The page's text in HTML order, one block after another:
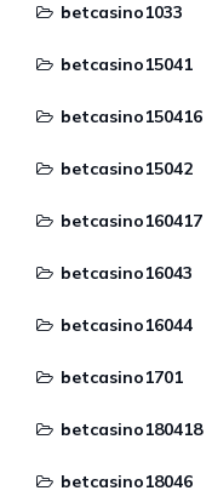
betcasino1033
betcasino15041
betcasino150416
betcasino15042
betcasino160417
betcasino16043
betcasino16044
betcasino1701
betcasino180418
betcasino18046